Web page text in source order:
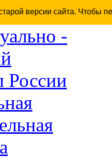
версии сайта. Чтобы
-
России